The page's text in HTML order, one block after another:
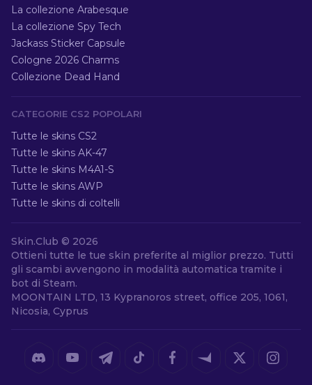
La collezione Arabesque
La collezione Spy Tech
Jackass Sticker Capsule
Cologne 2026 Charms
Collezione Dead Hand
CATEGORIE CS2 POPOLARI
Tutte le skins CS2
Tutte le skins AK-47
Tutte le skins M4A1-S
Tutte le skins AWP
Tutte le skins di coltelli
Skin.Club © 2026
Ottieni tutte le tue skin preferite al miglior prezzo. Tutti
gli scambi avvengono in modalità automatica tramite i
bot di Steam.
MOONTAIN LTD, 13 Kypranoros street, office 205, 1061,
Nicosia, Cyprus